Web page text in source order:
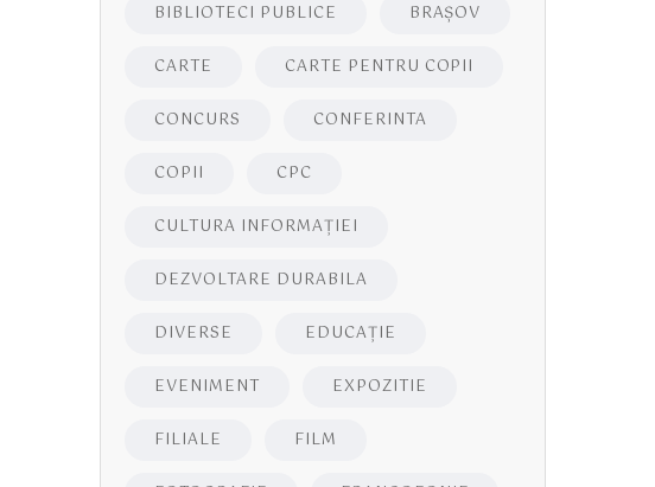
BIBLIOTECI PUBLICE BRAŞOV
CARTE CARTE PENTRU COPII
CONCURS CONFERINTA
COPII CPC
CULTURA INFORMAŢIEI
DEZVOLTARE DURABILA
DIVERSE EDUCAŢIE
EVENIMENT EXPOZITIE
FILIALE FILM